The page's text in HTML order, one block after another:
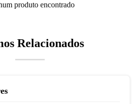
produto encontrado
Relacionados